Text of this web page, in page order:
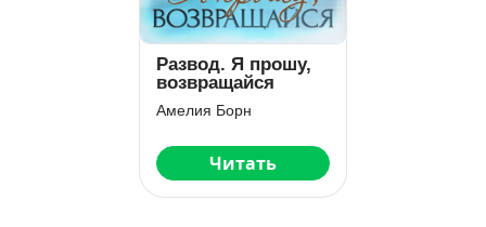
Развод. Я прошу,
возвращайся
Амелия Борн
Читать